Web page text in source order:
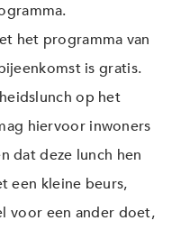
het programma van
is gratis.
op het
hiervoor inwoners
dat deze lunch hen
een kleine beurs,
voor een ander doet,